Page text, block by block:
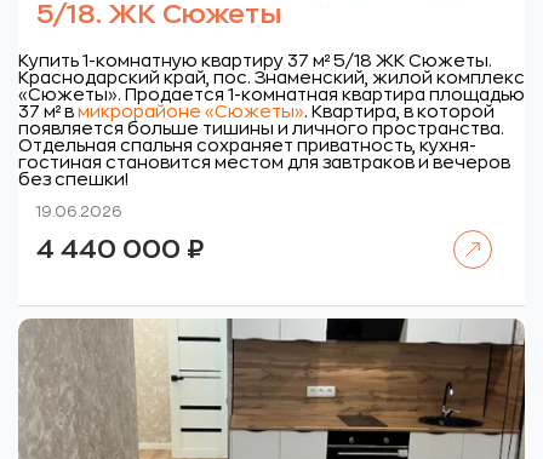
5/18. ЖК Сюжеты
Купить 1-комнатную квартиру 37 м² 5/18 ЖК Сюжеты.
Краснодарский край, пос. Знаменский, жилой комплекс
«Сюжеты». Продается 1-комнатная квартира площадью
37 м² в микрорайоне «Сюжеты». Квартира, в которой
появляется больше тишины и личного пространства.
Отдельная спальня сохраняет приватность, кухня-
гостиная становится местом для завтраков и вечеров
без спешки!
19.06.2026
4 440 000 ₽